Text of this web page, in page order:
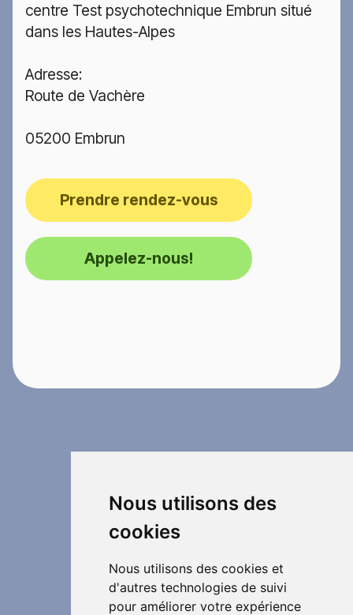
Nous utilisons des
cookies
Nous utilisons des cookies et
d'autres technologies de suivi
pour améliorer votre expérience
centre Test psychotechnique Embrun situé
dans les Hautes-Alpes
Adresse:
Route de Vachère
05200 Embrun
Prendre rendez-vous
Appelez-nous!